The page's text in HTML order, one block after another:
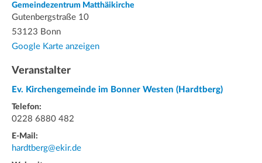
Gemeindezentrum Matthäikirche
Gutenbergstraße 10
53123 Bonn
Google Karte anzeigen
Veranstalter
Ev. Kirchengemeinde im Bonner Westen (Hardtberg)
Telefon:
0228 6880 482
E-Mail:
hardtberg@ekir.de